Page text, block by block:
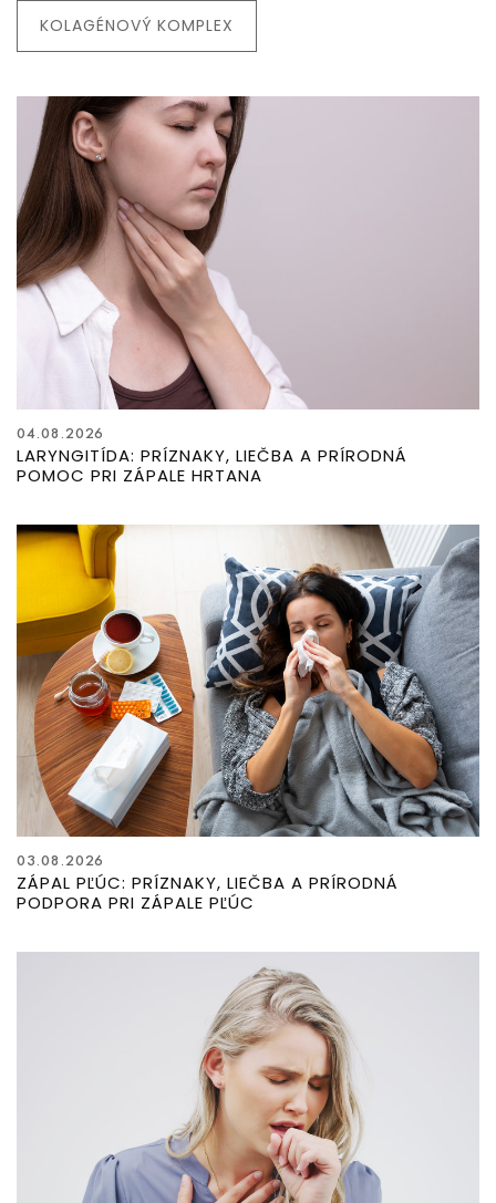
KOLAGÉNOVÝ KOMPLEX
04.08.2026
LARYNGITÍDA: PRÍZNAKY, LIEČBA A PRÍRODNÁ
POMOC PRI ZÁPALE HRTANA
03.08.2026
ZÁPAL PĽÚC: PRÍZNAKY, LIEČBA A PRÍRODNÁ
PODPORA PRI ZÁPALE PĽÚC